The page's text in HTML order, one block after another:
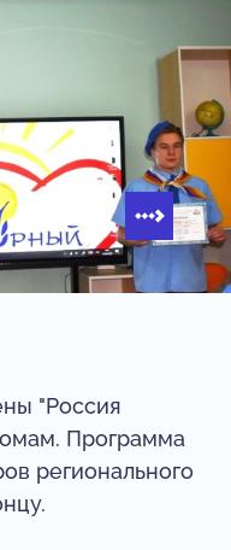
"Россия
Программа
регионального